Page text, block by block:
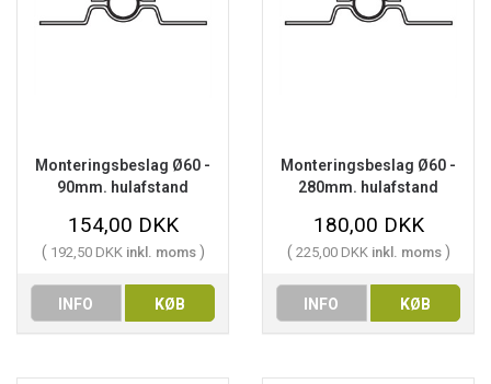
Monteringsbeslag Ø60 -
90mm. hulafstand
154,00 DKK
( 192,50 DKK inkl. moms )
INFO KØB
Monteringsbeslag Ø60 -
280mm. hulafstand
180,00 DKK
( 225,00 DKK inkl. moms )
INFO KØB